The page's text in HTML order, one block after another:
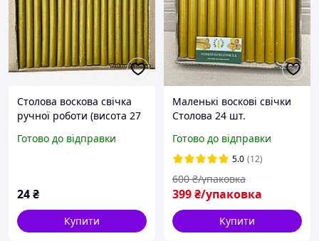
Столова воскова свічка
ручної роботи (висота 27
Класична конусна
Готово до відправки
24₴
Купити
Маленькі воскові свічки
Столова 24 шт.
Готово до відправки
5.0 (12)
399₴/упаковка
600 ₴/упаковка
Купити